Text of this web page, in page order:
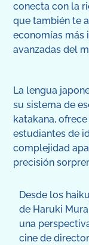
conecta con la
que también te
economías más
avanzadas del
La lengua
su sistema de
katakana,
estudiantes de
complejidad
precisión
Desde los
de Haruki
una
cine de